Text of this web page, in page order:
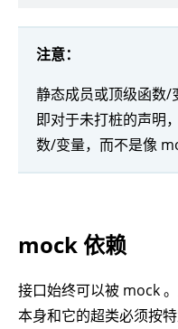
注意：
静态成员或顶级函数/
即对于未打桩的声明
数/变量，而不是像
mock 依赖
接口始终可以被 mock
本身和它的超类必须按